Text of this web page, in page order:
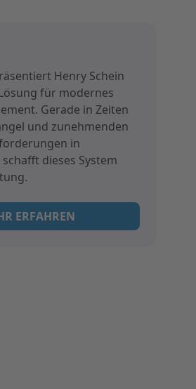
Henry Schein
für modernes
Gerade in Zeiten
und zunehmenden
in
dieses System
ERFAHREN